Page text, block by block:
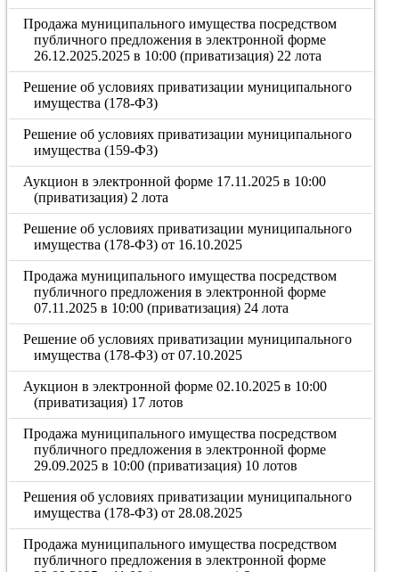
Продажа муниципального имущества посредством
публичного предложения в электронной форме
26.12.2025.2025 в 10:00 (приватизация) 22 лота
Решение об условиях приватизации муниципального
имущества (178-ФЗ)
Решение об условиях приватизации муниципального
имущества (159-ФЗ)
Аукцион в электронной форме 17.11.2025 в 10:00
(приватизация) 2 лота
Решение об условиях приватизации муниципального
имущества (178-ФЗ) от 16.10.2025
Продажа муниципального имущества посредством
публичного предложения в электронной форме
07.11.2025 в 10:00 (приватизация) 24 лота
Решение об условиях приватизации муниципального
имущества (178-ФЗ) от 07.10.2025
Аукцион в электронной форме 02.10.2025 в 10:00
(приватизация) 17 лотов
Продажа муниципального имущества посредством
публичного предложения в электронной форме
29.09.2025 в 10:00 (приватизация) 10 лотов
Решения об условиях приватизации муниципального
имущества (178-ФЗ) от 28.08.2025
Продажа муниципального имущества посредством
публичного предложения в электронной форме